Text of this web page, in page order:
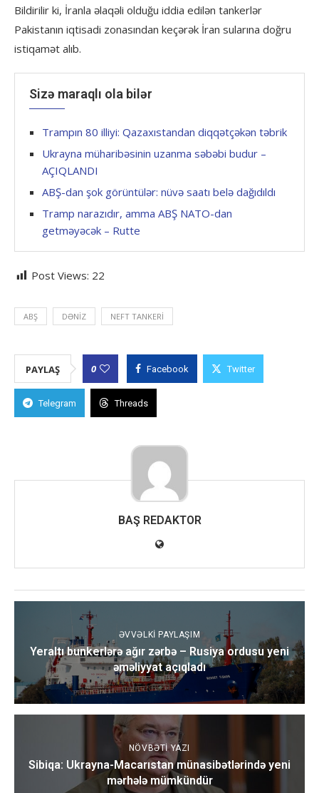
Bildirilir ki, İranla əlaqəli olduğu iddia edilən tankerlər
Pakistanın iqtisadi zonasından keçərək İran sularına doğru
istiqamət alıb.
Sizə maraqlı ola bilər
Trampın 80 illiyi: Qazaxıstandan diqqətçəkən təbrik
Ukrayna müharibəsinin uzanma səbəbi budur –
AÇIQLANDI
ABŞ-dan şok görüntülər: nüvə saatı belə dağıdıldı
Tramp narazıdır, amma ABŞ NATO-dan
getməyəcək – Rutte
Post Views: 22
ABŞ DƏNIZ NEFT TANKERI
PAYLAŞ 0 Facebook Twitter
Telegram Threads
BAŞ REDAKTOR
ƏVVƏLKI PAYLAŞIM
Yeraltı bunkerlərə ağır zərbə – Rusiya ordusu yeni
əməliyyat açıqladı
NÖVBƏTI YAZI
Sibiqa: Ukrayna-Macarıstan münasibətlərində yeni
mərhələ mümkündür